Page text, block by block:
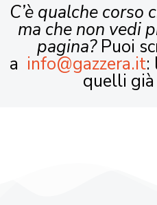
C’è qualche corso
ma che non vedi
pagina?Puoi
a info@gazzera.it:
quelli